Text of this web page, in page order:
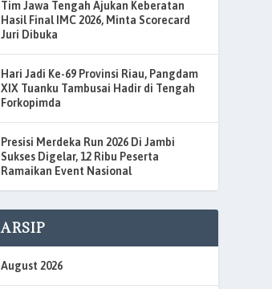
Tim Jawa Tengah Ajukan Keberatan
Hasil Final IMC 2026, Minta Scorecard
Juri Dibuka
Hari Jadi Ke-69 Provinsi Riau, Pangdam
XIX Tuanku Tambusai Hadir di Tengah
Forkopimda
Presisi Merdeka Run 2026 Di Jambi
Sukses Digelar, 12 Ribu Peserta
Ramaikan Event Nasional
ARSIP
August 2026